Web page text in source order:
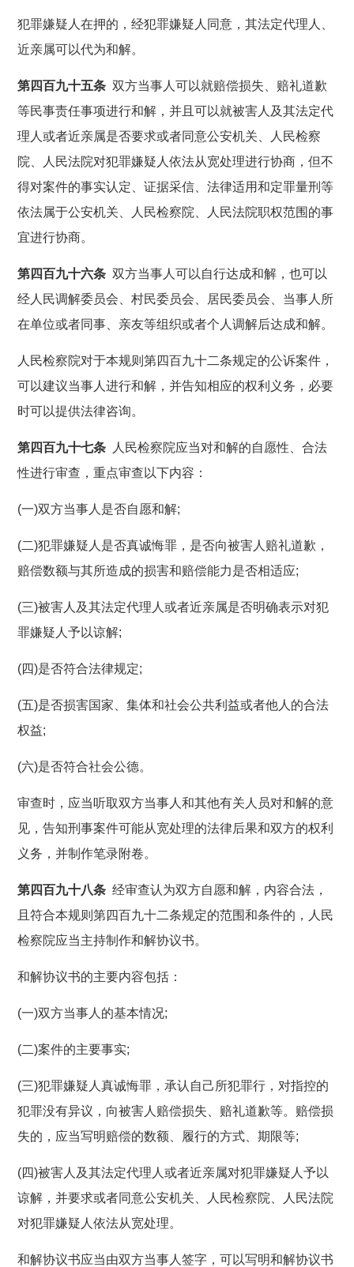
犯罪嫌疑人在押的，经犯罪嫌疑人同意，其法定代理人、
近亲属可以代为和解。
第四百九十五条 双方当事人可以就赔偿损失、赔礼道歉
等民事责任事项进行和解，并且可以就被害人及其法定代
理人或者近亲属是否要求或者同意公安机关、人民检察
院、人民法院对犯罪嫌疑人依法从宽处理进行协商，但不
得对案件的事实认定、证据采信、法律适用和定罪量刑等
依法属于公安机关、人民检察院、人民法院职权范围的事
宜进行协商。
第四百九十六条 双方当事人可以自行达成和解，也可以
经人民调解委员会、村民委员会、居民委员会、当事人所
在单位或者同事、亲友等组织或者个人调解后达成和解。
人民检察院对于本规则第四百九十二条规定的公诉案件，
可以建议当事人进行和解，并告知相应的权利义务，必要
时可以提供法律咨询。
第四百九十七条 人民检察院应当对和解的自愿性、合法
性进行审查，重点审查以下内容：
(一)双方当事人是否自愿和解;
(二)犯罪嫌疑人是否真诚悔罪，是否向被害人赔礼道歉，
赔偿数额与其所造成的损害和赔偿能力是否相适应;
(三)被害人及其法定代理人或者近亲属是否明确表示对犯
罪嫌疑人予以谅解;
(四)是否符合法律规定;
(五)是否损害国家、集体和社会公共利益或者他人的合法
权益;
(六)是否符合社会公德。
审查时，应当听取双方当事人和其他有关人员对和解的意
见，告知刑事案件可能从宽处理的法律后果和双方的权利
义务，并制作笔录附卷。
第四百九十八条 经审查认为双方自愿和解，内容合法，
且符合本规则第四百九十二条规定的范围和条件的，人民
检察院应当主持制作和解协议书。
和解协议书的主要内容包括：
(一)双方当事人的基本情况;
(二)案件的主要事实;
(三)犯罪嫌疑人真诚悔罪，承认自己所犯罪行，对指控的
犯罪没有异议，向被害人赔偿损失、赔礼道歉等。赔偿损
失的，应当写明赔偿的数额、履行的方式、期限等;
(四)被害人及其法定代理人或者近亲属对犯罪嫌疑人予以
谅解，并要求或者同意公安机关、人民检察院、人民法院
对犯罪嫌疑人依法从宽处理。
和解协议书应当由双方当事人签字，可以写明和解协议书